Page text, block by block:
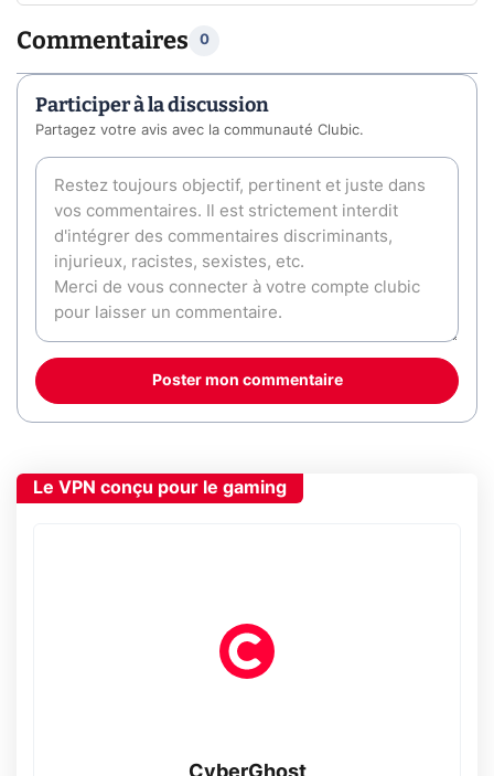
Commentaires 0
Participer à la discussion
Partagez votre avis avec la communauté Clubic.
Poster mon commentaire
Le VPN conçu pour le gaming